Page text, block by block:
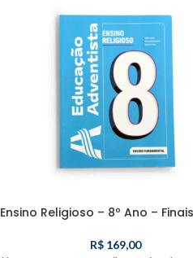
Ensino Religioso – 8º Ano – Finais
R$ 169,00